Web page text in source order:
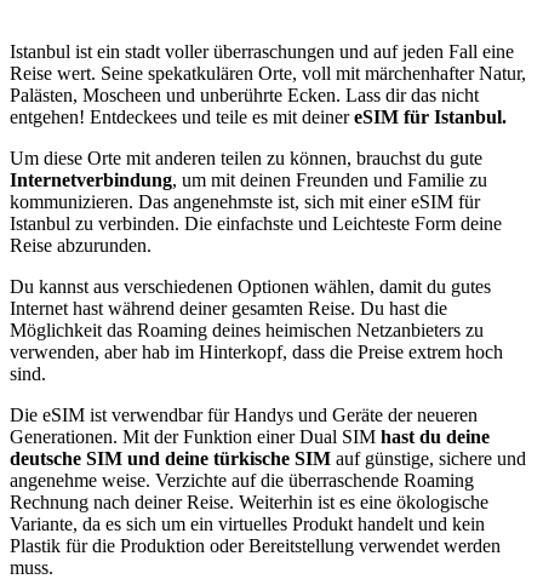
Istanbul ist ein stadt voller überraschungen und auf jeden Fall eine
Reise wert. Seine spekatkulären Orte, voll mit märchenhafter Natur,
Palästen, Moscheen und unberührte Ecken. Lass dir das nicht
entgehen! Entdeckees und teile es mit deinereSIM für Istanbul.
Um diese Orte mit anderen teilen zu können, brauchst du gute
Internetverbindung, um mit deinen Freunden und Familie zu
kommunizieren. Das angenehmste ist, sich mit einer eSIM für
Istanbul zu verbinden. Die einfachste und Leichteste Form deine
Reise abzurunden.
Du kannst aus verschiedenen Optionen wählen, damit du gutes
Internet hast während deiner gesamten Reise. Du hast die
Möglichkeit das Roaming deines heimischen Netzanbieters zu
verwenden, aber hab im Hinterkopf, dass die Preise extrem hoch
sind.
Die eSIM ist verwendbar für Handys und Geräte der neueren
Generationen. Mit der Funktion einer Dual SIM hast du deine
deutsche SIM und deine türkische SIM auf günstige, sichere und
angenehme weise. Verzichte auf die überraschende Roaming
Rechnung nach deiner Reise. Weiterhin ist es eine ökologische
Variante, da es sich um ein virtuelles Produkt handelt und kein
Plastik für die Produktion oder Bereitstellung verwendet werden
muss.